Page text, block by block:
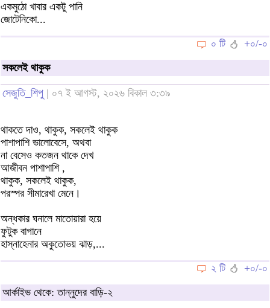
একমুঠো খাবার একটু পানি
জোটেনিকো...
০ টি
+০/-০
সকলেই থাকুক
সেজুতি_শিপু | ০৭ ই আগস্ট, ২০২৬ বিকাল ৩:৩৯
থাকতে দাও, থাকুক, সকলেই থাকুক
পাশাপাশি ভালোবেসে, অথবা
না বেসেও কতজন থাকে দেখ
আজীবন পাশাপাশি ,
থাকুক, সকলেই থাকুক,
পরস্পর সীমারেখা মেনে।
অন্ধকার ঘনালে মাতোয়ারা হয়ে
ফুটুক বাগানে
হাস্নাহেনার অকুতোভয় ঝাড়,...
২ টি
+০/-০
আর্কাইভ থেকে: তান্নুদের বাড়ি-২